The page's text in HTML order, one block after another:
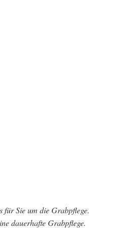
Sie um die Grabpflege.
dauerhafte Grabpflege.